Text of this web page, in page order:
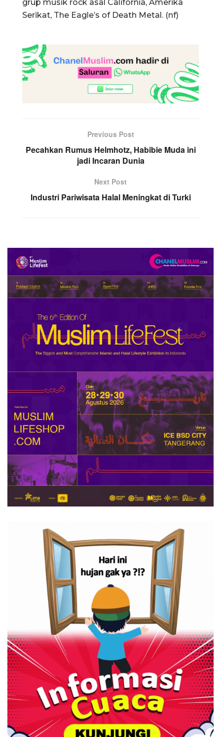
grup musik rock asal California, Amerika
Serikat, The Eagle’s of Death Metal. (nf)
Previous Post
Pecahkan Rumus Helmhotz, Habibie Muda ini
jadi Incaran Dunia
Next Post
Industri Pariwisata Halal Meningkat di Turki